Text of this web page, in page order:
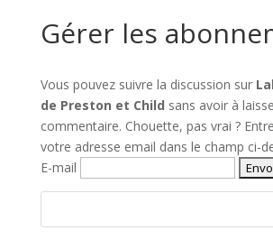
Gérer les
Vous pouvez suivre la discussion sur
de Preston et Child sans avoir à
commentaire. Chouette, pas vrai ?
votre adresse email dans le champ ci-
E-mail